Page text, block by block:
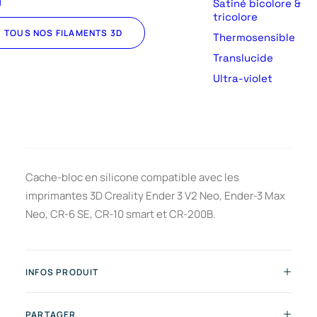
TOUS NOS FILAMENTS 3D
Satiné bicolore &
tricolore
Thermosensible
Translucide
Ultra-violet
Cache-bloc en silicone compatible avec les
imprimantes 3D Creality Ender 3 V2 Neo, Ender-3 Max
Neo, CR-6 SE, CR-10 smart et CR-200B.
INFOS PRODUIT
PARTAGER